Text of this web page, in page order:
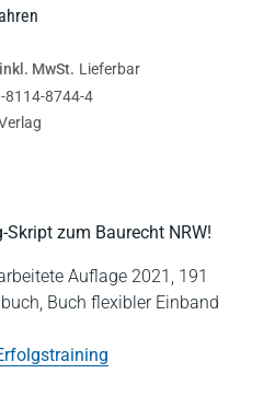
zum Baurecht NRW!
Auflage 2021, 191
Buch flexibler Einband
inkl. MwSt. Lieferbar
8114-8744-4